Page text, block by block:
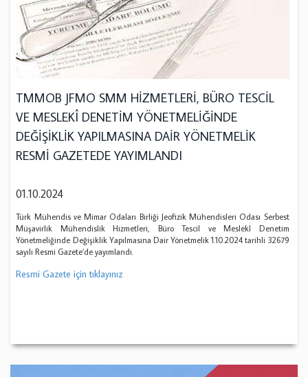
TMMOB JFMO SMM HİZMETLERİ, BÜRO TESCİL
VE MESLEKÎ DENETİM YÖNETMELİĞİNDE
DEĞİŞİKLİK YAPILMASINA DAİR YÖNETMELİK
RESMİ GAZETEDE YAYIMLANDI
01.10.2024
Türk Mühendis ve Mimar Odaları Birliği Jeofizik Mühendisleri Odası Serbest
Müşavirlik Mühendislik Hizmetleri, Büro Tescil ve Meslekî Denetim
Yönetmeliğinde Değişiklik Yapılmasına Dair Yönetmelik 1.10.2024 tarihli 32679
sayılı Resmi Gazete’de yayımlandı.
Resmi Gazete için tıklayınız